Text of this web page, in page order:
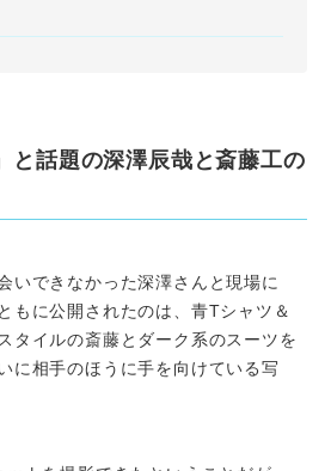
と話題の深澤辰哉と斎藤工の
いできなかった深澤さんと現場に
もに公開されたのは、青Tシャツ＆
タイルの斎藤とダーク系のスーツを
に相手のほうに手を向けている写